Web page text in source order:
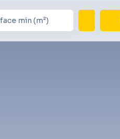
min (m²)